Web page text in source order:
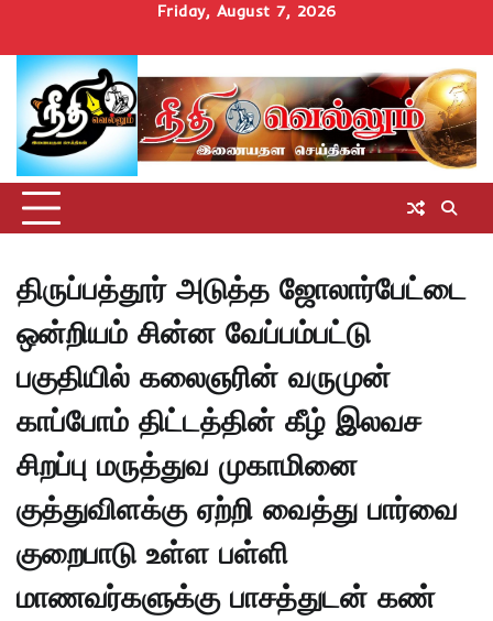
content
Friday, August 7, 2026
Homeசெய்திகள்
தமிழ்நாடுமாவட்டச்செய்திகள்
அரசியல்ஆன்மிகம்
சட்டம்
அறிவோம்
சினிமாUncategorized
திருப்பத்தூர் அடுத்த ஜோலார்பேட்டை
ஒன்றியம் சின்ன வேப்பம்பட்டு
பகுதியில் கலைஞரின் வருமுன்
காப்போம் திட்டத்தின் கீழ் இலவச
சிறப்பு மருத்துவ முகாமினை
குத்துவிளக்கு ஏற்றி வைத்து பார்வை
குறைபாடு உள்ள பள்ளி
மாணவர்களுக்கு பாசத்துடன் கண்